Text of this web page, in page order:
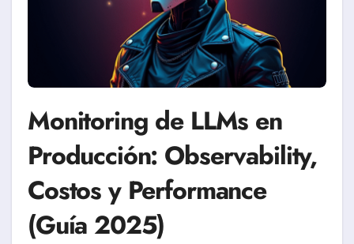
Monitoring de LLMs en
Producción: Observability,
Costos y Performance
(Guía 2025)